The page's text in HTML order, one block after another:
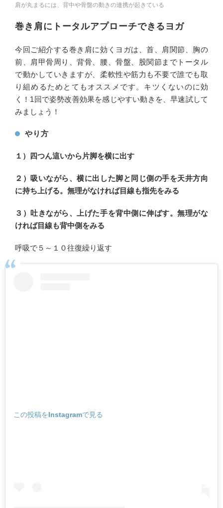
肩が丸まるには、背中や骨盤の動きの連携が起きている
巻き肩にトータルアプローチできるヨガ
今回ご紹介する巻き肩に効くヨガは、首、肩関節、胸の
前、肩甲骨周り、背骨、腰、骨盤、股関節までトータル
で動かしていきますが、柔軟性や筋力も不要で誰でも取
り組めるためとてもオススメです。キツくないのに効
く！1回で姿勢改善効果を感じやすい動きを、早速試して
みましょう！
やり方
１）四つん這いから片脚を横に出す
２）吸いながら、横に出した脚と同じ側の手を天井方向
に持ち上げる。無理がなければ目線も指先をみる
３）吐きながら、上げた手を背中側に伸ばす。無理がな
ければ目線も背中側をみる
呼吸で５～１０往復繰り返す
この投稿をInstagramで見る